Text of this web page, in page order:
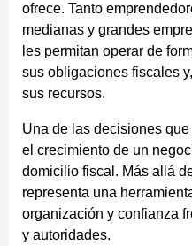
ofrece. Tanto
medianas y grandes
les permitan operar de
sus obligaciones fiscales
sus recursos.
Una de las decisiones
el crecimiento de un
domicilio fiscal. Más allá
representa una
organización y confianza
y autoridades.